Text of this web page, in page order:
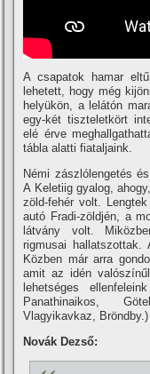
A csapatok hamar
lehetett, hogy még
helyükön, a lelátón
egy-két tiszteletkört
elé érve
tábla alatti fiataljaink.
Némi zászlólengetés
A Keletiig gyalog,
zöld-fehér volt.
autó Fradi-zöldjén, a
látvány volt.
rigmusai
Közben már arra
amit az idén
lehetséges
Panathinaikos,
Vlagyikavkaz, Bröndby.)
Novák Dezső: